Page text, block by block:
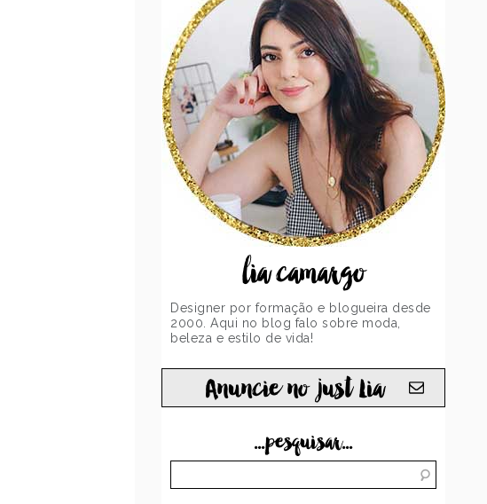
lia camargo
Designer por formação e blogueira desde
2000. Aqui no blog falo sobre moda,
beleza e estilo de vida!
Anuncie no just Lia
...pesquisar...